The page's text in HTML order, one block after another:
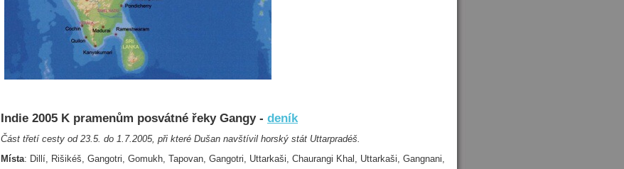
Indie 2005 K pramenům posvátné řeky Gangy - deník
Část třetí cesty od 23.5. do 1.7.2005, při které Dušan navštívil horský stát Uttarpradéš.
Místa: Dillí, Rišikéš, Gangotri, Gomukh, Tapovan, Gangotri, Uttarkaši, Chaurangi Khal, Uttarkaši, Gangnani,